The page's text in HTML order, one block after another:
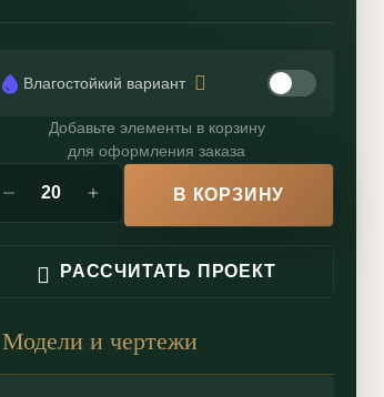
Влагостойкий вариант
Добавьте элементы в корзину
для оформления заказа
В КОРЗИНУ
РАССЧИТАТЬ ПРОЕКТ
Модели и чертежи